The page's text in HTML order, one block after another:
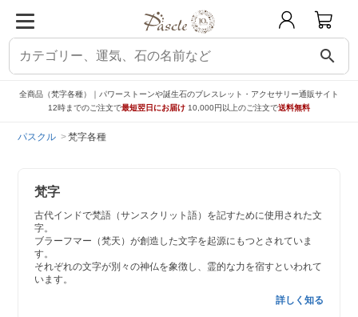
search
全商品（梵字各種）｜パワーストーンや誕生石のブレスレット・アクセサリー通販サイト
12時までのご注文で最短翌日にお届け 10,000円以上のご注文で送料無料
パスクル 梵字各種
梵字
古代インドで梵語（サンスクリット語）を記すために使用された文
字。
ブラーフマー（梵天）が創造した文字を起源にもつとされていま
す。
それぞれの文字が別々の神仏を象徴し、霊的な力を宿すといわれて
います。
詳しく知る